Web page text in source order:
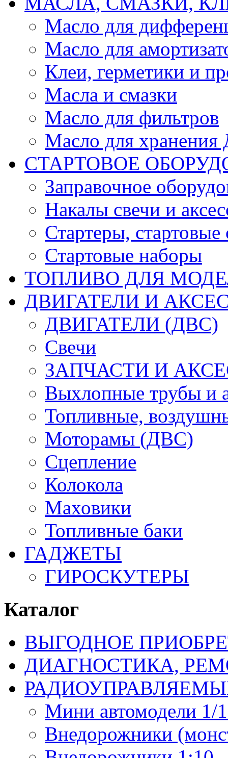
Масло для
Масло для
Клеи, герметики и
Масла и смазки
Масло для фильтров
Масло для
СТАРТОВОЕ
Заправочное
Накалы свечи и
Стартеры, стартовые
Стартовые наборы
ТОПЛИВО ДЛЯ
ДВИГАТЕЛИ И
ДВИГАТЕЛИ (ДВС)
Свечи
ЗАПЧАСТИ И
Выхлопные трубы и
Топливные,
Моторамы (ДВС)
Сцепление
Колокола
Маховики
Топливные баки
ГАДЖЕТЫ
ГИРОСКУТЕРЫ
Каталог
ВЫГОДНОЕ
ДИАГНОСТИКА,
Мини автомодели 1/
Внедорожники